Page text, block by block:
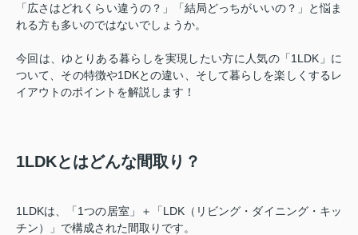
「広さはどれくらい違うの？」「結局どっちがいいの？」と悩ま
れる方も多いのではないでしょうか。
今回は、ゆとりある暮らしを実現したい方に人気の「1LDK」に
ついて、その特徴や1DKとの違い、そして暮らしを楽しくするレ
イアウトのポイントを解説します！
1LDKとはどんな間取り？
1LDKは、「1つの居室」＋「LDK（リビング・ダイニング・キッ
チン）」で構成された間取りです。